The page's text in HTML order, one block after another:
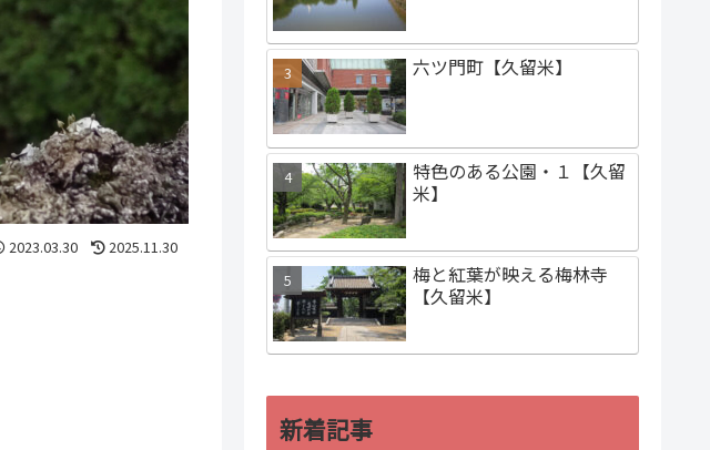
2023.03.30 2025.11.30
六ツ門町【久留米】
特色のある公園・１【久留
米】
梅と紅葉が映える梅林寺
【久留米】
新着記事